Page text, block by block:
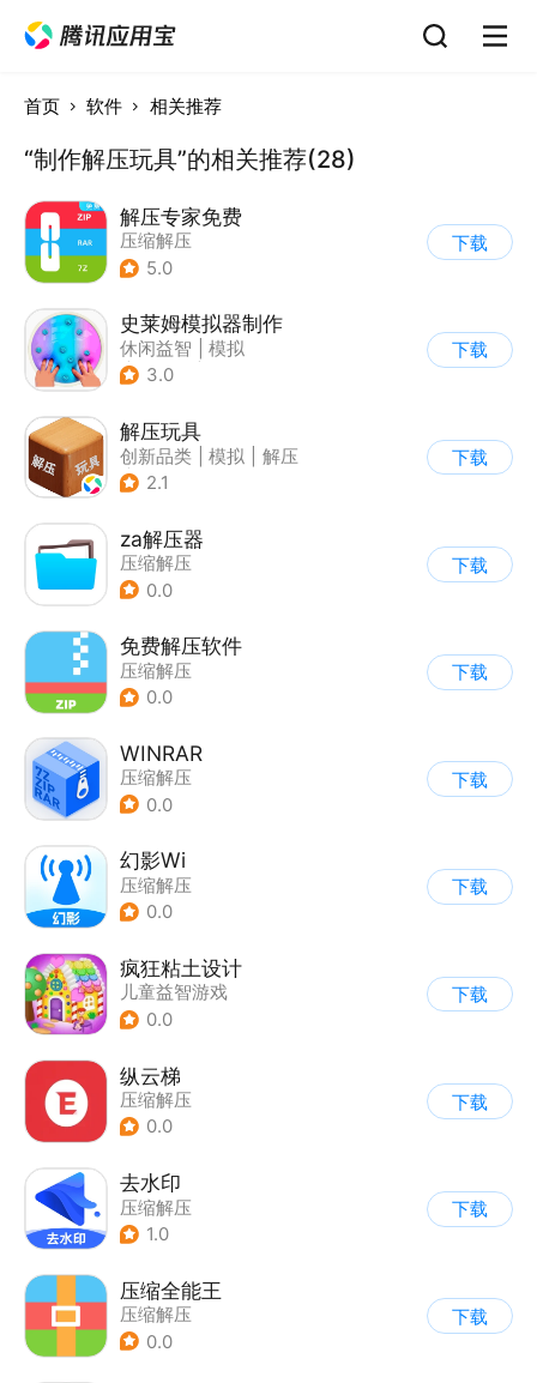
首页 软件 相关推荐
“制作解压玩具”的相关推荐(28)
解压专家免费
压缩解压
5.0
下载
史莱姆模拟器制作
休闲益智
模拟
| 史莱姆
3.0
下载
解压玩具
创新品类 模拟
解压
| 清新
2.1
下载
za解压器
压缩解压
0.0
下载
免费解压软件
压缩解压
0.0
下载
WINRAR
压缩解压
0.0
下载
幻影Wi
压缩解压
0.0
下载
疯狂粘土设计
儿童益智游戏
0.0
下载
纵云梯
压缩解压
0.0
下载
去水印
压缩解压
1.0
下载
压缩全能王
压缩解压
0.0
下载